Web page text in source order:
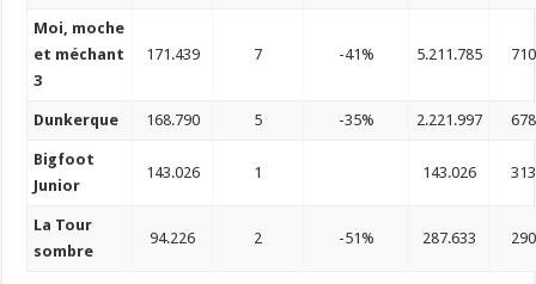
Moi, moche
et méchant
3
171.439 7 -41% 5.211.785 710
Dunkerque 168.790 5 -35% 2.221.997 678
Bigfoot
Junior
143.026 1 143.026 313
La Tour
sombre
94.226 2 -51% 287.633 290